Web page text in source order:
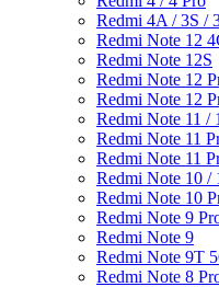
Redmi 4A / 3S /
Redmi Note 12
Redmi Note 12S
Redmi Note 12
Redmi Note 12
Redmi Note 11 /
Redmi Note 11
Redmi Note 11
Redmi Note 10 /
Redmi Note 10
Redmi Note 9
Redmi Note 9
Redmi Note 9T
Redmi Note 8